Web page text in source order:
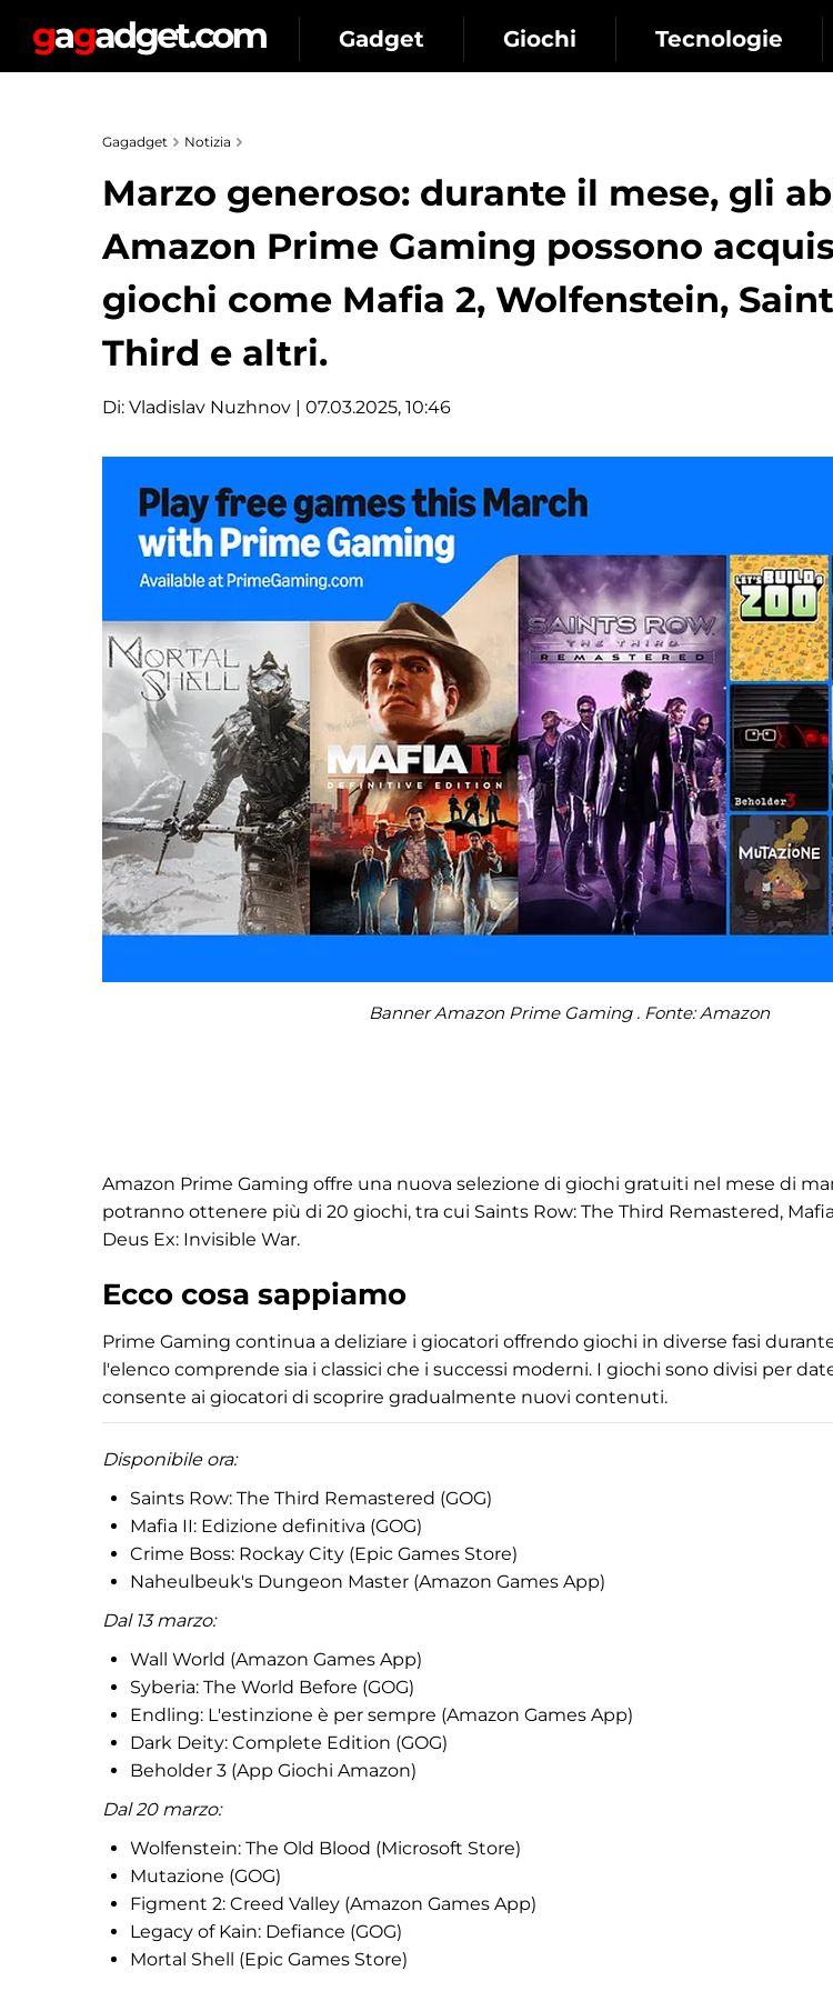
Gadget Giochi Tecnologie
Gagadget Notizia
Marzo generoso: durante il mese, gli
Amazon Prime Gaming possono
giochi come Mafia 2, Wolfenstein,
Third e altri.
Di: Vladislav Nuzhnov | 07.03.2025, 10:46
Banner Amazon Prime Gaming . Fonte: Amazon
Amazon Prime Gaming offre una nuova selezione di giochi gratuiti nel mese di
potranno ottenere più di 20 giochi, tra cui Saints Row: The Third Remastered,
Deus Ex: Invisible War.
Ecco cosa sappiamo
Prime Gaming continua a deliziare i giocatori offrendo giochi in diverse fasi
l'elenco comprende sia i classici che i successi moderni. I giochi sono divisi per
consente ai giocatori di scoprire gradualmente nuovi contenuti.
Disponibile ora:
Saints Row: The Third Remastered (GOG)
Mafia II: Edizione definitiva (GOG)
Crime Boss: Rockay City (Epic Games Store)
Naheulbeuk's Dungeon Master (Amazon Games App)
Dal 13 marzo:
Wall World (Amazon Games App)
Syberia: The World Before (GOG)
Endling: L'estinzione è per sempre (Amazon Games App)
Dark Deity: Complete Edition (GOG)
Beholder 3 (App Giochi Amazon)
Dal 20 marzo:
Wolfenstein: The Old Blood (Microsoft Store)
Mutazione (GOG)
Figment 2: Creed Valley (Amazon Games App)
Legacy of Kain: Defiance (GOG)
Mortal Shell (Epic Games Store)